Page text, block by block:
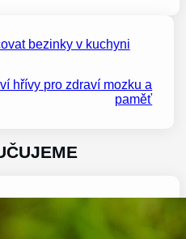
bezinky v kuchyni
hřívy pro zdraví mozku a
paměť